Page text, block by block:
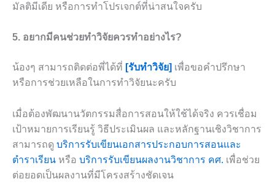
มัลติมีเดีย หรือการทำโปรเจกต์ที่น่าสนใจครับ
5. อยากมีคนช่วยทำวิจัยควรทำอย่างไร?
น้องๆ สามารถติดต่อพี่ได้ที่ [รับทำวิจัย] เพื่อขอคำปรึกษา
หรือการช่วยเหลือในการทำวิจัยนะครับ
เมื่อต้องพัฒนานวัตกรรมสื่อการสอนให้ใช้ได้จริง ควรเชื่อม
เป้าหมายการเรียนรู้ วิธีประเมินผล และหลักฐานเชิงวิชาการ
สามารถดู บริการรับเขียนเอกสารประกอบการสอนและ
ตำราเรียน หรือ บริการรับเขียนผลงานวิชาการ คศ. เพื่อช่วย
ต่อยอดเป็นผลงานที่มีโครงสร้างชัดเจน